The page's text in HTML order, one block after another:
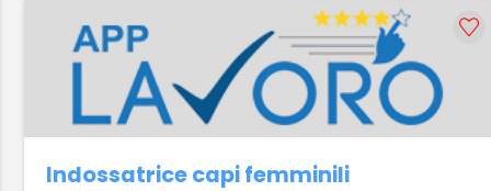
Indossatrice capi femminili